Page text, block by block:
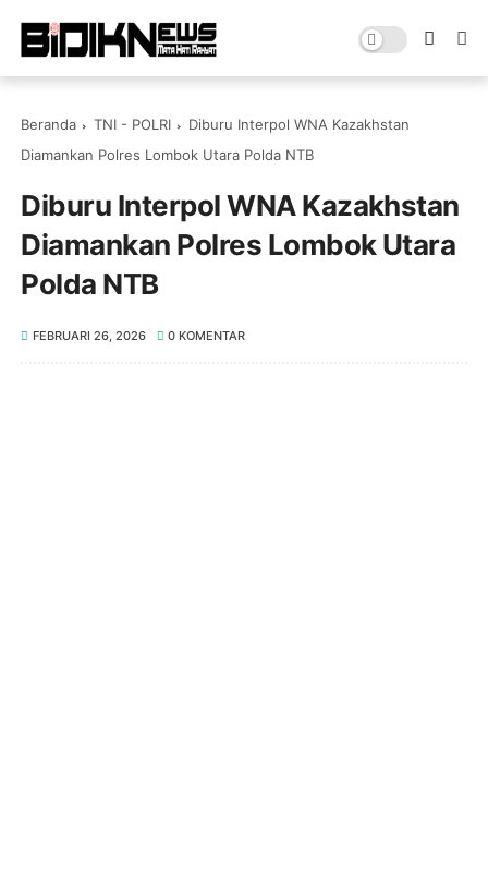
Beranda TNI - POLRI
Diburu Interpol WNA Kazakhstan
Diamankan Polres Lombok Utara Polda NTB
Diburu Interpol WNA Kazakhstan
Diamankan Polres Lombok Utara
Polda NTB
FEBRUARI 26, 2026 0 KOMENTAR